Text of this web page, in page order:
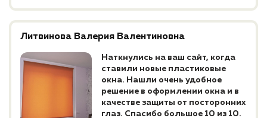
Литвинова Валерия Валентиновна
Наткнулись на ваш сайт, когда
ставили новые пластиковые
окна. Нашли очень удобное
решение в оформлении окна и в
качестве защиты от посторонних
глаз. Спасибо большое 10 из 10.